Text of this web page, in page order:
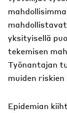
yksityisellä
tekemisen
Työnantajan
muiden
Epidemian